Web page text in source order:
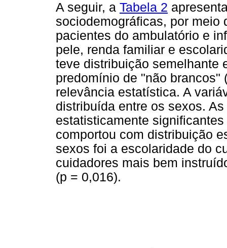
A seguir, a Tabela 2
sociodemográficas, por meio
pacientes do ambulatório e
pele, renda familiar e
teve distribuição semelhante
predomínio de "não brancos"
relevância estatística. A
distribuída entre os sexos.
estatisticamente
comportou com distribuição
sexos foi a escolaridade do
cuidadores mais bem
(p = 0,016).